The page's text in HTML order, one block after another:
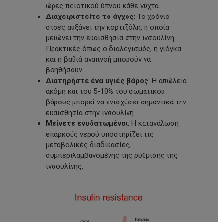
ώρες ποιοτικού ύπνου κάθε νύχτα.
Διαχειριστείτε το άγχος: Το χρόνιο
στρες αυξάνει την κορτιζόλη, η οποία
μειώνει την ευαισθησία στην ινσουλίνη.
Πρακτικές όπως ο διαλογισμός, η γιόγκα
και η βαθιά αναπνοή μπορούν να
βοηθήσουν.
Διατηρήστε ένα υγιές βάρος: Η απώλεια
ακόμη και του 5-10% του σωματικού
βάρους μπορεί να ενισχύσει σημαντικά την
ευαισθησία στην ινσουλίνη.
Μείνετε ενυδατωμένοι: Η κατανάλωση
επαρκούς νερού υποστηρίζει τις
μεταβολικές διαδικασίες,
συμπεριλαμβανομένης της ρύθμισης της
ινσουλίνης.